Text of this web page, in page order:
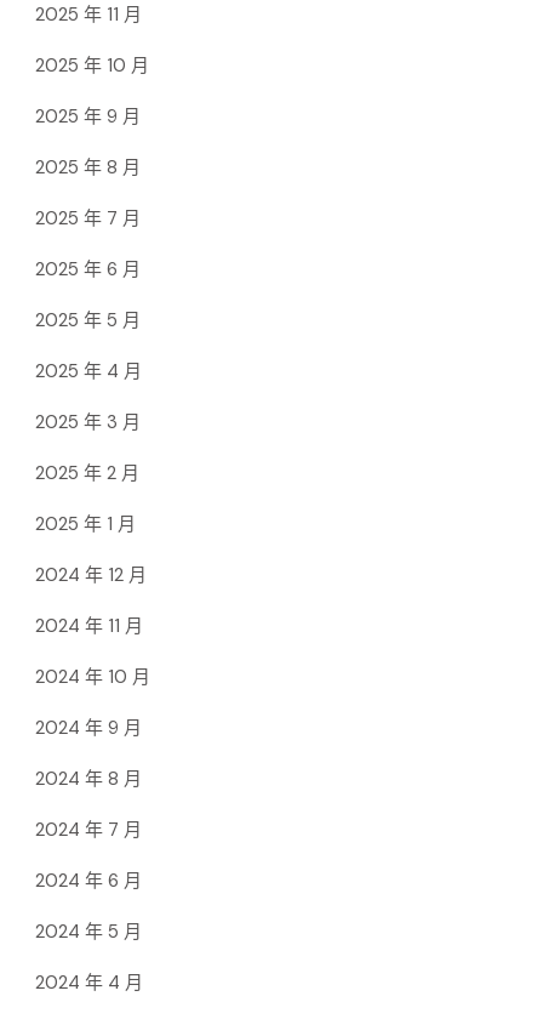
2025 年 11 月
2025 年 10 月
2025 年 9 月
2025 年 8 月
2025 年 7 月
2025 年 6 月
2025 年 5 月
2025 年 4 月
2025 年 3 月
2025 年 2 月
2025 年 1 月
2024 年 12 月
2024 年 11 月
2024 年 10 月
2024 年 9 月
2024 年 8 月
2024 年 7 月
2024 年 6 月
2024 年 5 月
2024 年 4 月